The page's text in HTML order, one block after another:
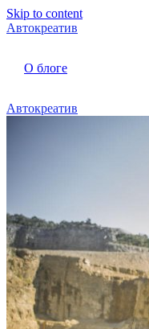
Skip to content
Автокреатив
О блоге
Автокреатив